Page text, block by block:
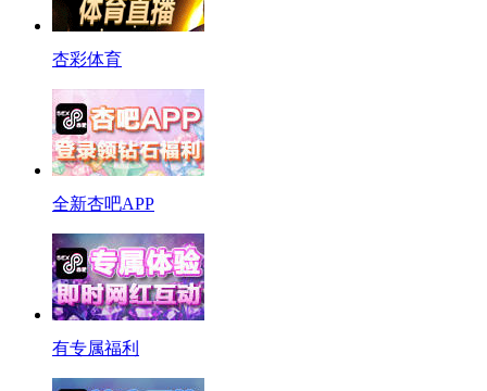
杏彩体育
全新杏吧APP
有专属福利